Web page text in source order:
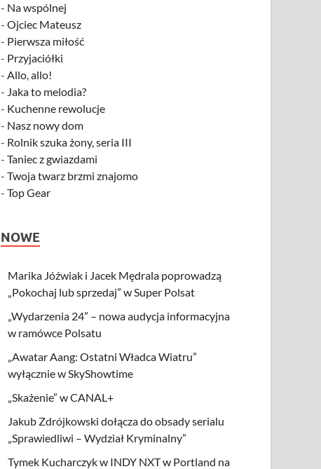
- Na wspólnej
-Ojciec Mateusz
- Pierwsza miłość
- Przyjaciółki
-Allo, allo!
- Jaka to melodia?
- Kuchenne rewolucje
- Nasz nowy dom
- Rolnik szuka żony, seria III
-Taniec z gwiazdami
-Twoja twarz brzmi znajomo
-Top Gear
NOWE
Marika Jóźwiak i Jacek Mędrala poprowadzą
„Pokochaj lub sprzedaj” w Super Polsat
„Wydarzenia 24” – nowa audycja informacyjna
w ramówce Polsatu
„Awatar Aang: Ostatni Władca Wiatru”
wyłącznie w SkyShowtime
„Skażenie” w CANAL+
Jakub Zdrójkowski dołącza do obsady serialu
„Sprawiedliwi – Wydział Kryminalny”
Tymek Kucharczyk w INDY NXT w Portland na